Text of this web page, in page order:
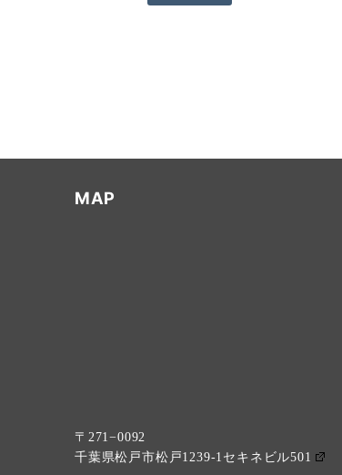
MAP
〒271−0092
千葉県松戸市松戸1239-1セキネビル501